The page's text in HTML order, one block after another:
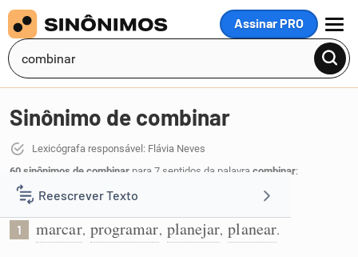
Assinar PRO
MENU
Reescrever Texto
Resumir Texto
Sinônimo de combinar
Lexicógrafa responsável: Flávia Neves
60 sinônimos de combinar para 7 sentidos da palavra combinar:
Fazer planos:
1 marcar, programar, planejar, planear.